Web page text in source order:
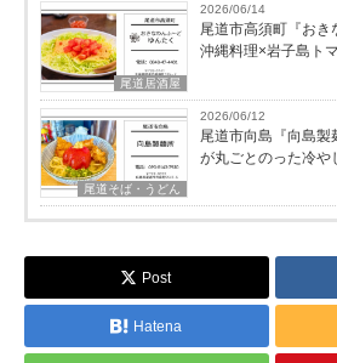
尾道居酒屋
2026/06/14
尾道市高須町『おき
沖縄料理×岩子島ト
尾道そば・うどん
2026/06/12
尾道市向島『向島製
が丸ごとのった冷や
Post
Hatena